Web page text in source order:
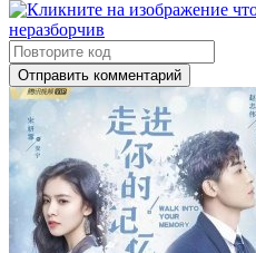
Отправить комментарий